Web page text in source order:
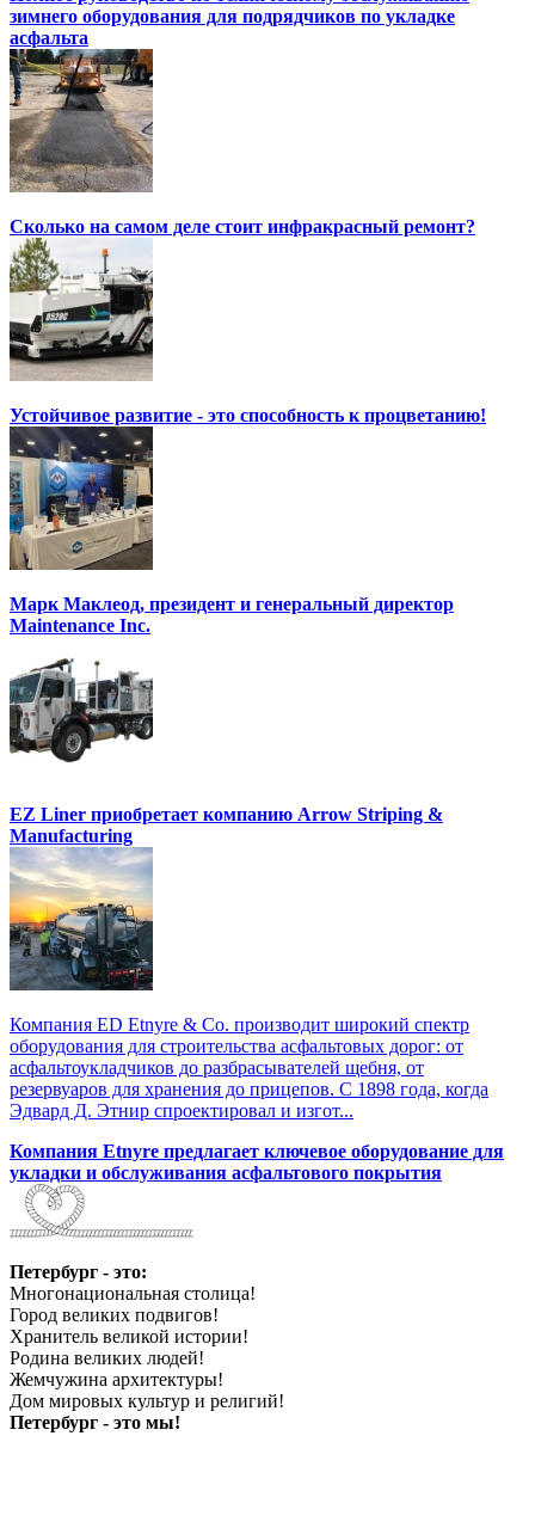
зимнего оборудования для подрядчиков по укладке
асфальта
Сколько на самом деле стоит инфракрасный ремонт?
Устойчивое развитие - это способность к процветанию!
Марк Маклеод, президент и генеральный директор
Maintenance Inc.
EZ Liner приобретает компанию Arrow Striping &
Manufacturing
Компания ED Etnyre & Co. производит широкий спектр
оборудования для строительства асфальтовых дорог: от
асфальтоукладчиков до разбрасывателей щебня, от
резервуаров для хранения до прицепов. С 1898 года, когда
Эдвард Д. Этнир спроектировал и изгот...
Компания Etnyre предлагает ключевое оборудование для
укладки и обслуживания асфальтового покрытия
Петербург - это:
Многонациональная столица!
Город великих подвигов!
Хранитель великой истории!
Родина великих людей!
Жемчужина архитектуры!
Дом мировых культур и религий!
Петербург - это мы!